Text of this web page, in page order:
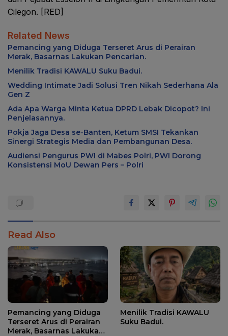
Cilegon. [RED]
Related News
Pemancing yang Diduga Terseret Arus di Perairan
Merak, Basarnas Lakukan Pencarian.
Menilik Tradisi KAWALU Suku Badui.
Wedding Intimate Jadi Solusi Tren Nikah Sederhana Ala
Gen Z
Ada Apa Warga Minta Ketua DPRD Lebak Dicopot? Ini
Penjelasannya.
Pokja Jaga Desa se-Banten, Ketum SMSI Tekankan
Sinergi Strategis Media dan Pembangunan Desa.
Audiensi Pengurus PWI di Mabes Polri, PWI Dorong
Konsistensi MoU Dewan Pers – Polri
Read Also
Pemancing yang Diduga
Terseret Arus di Perairan
Merak, Basarnas Lakukan
Menilik Tradisi KAWALU
Suku Badui.